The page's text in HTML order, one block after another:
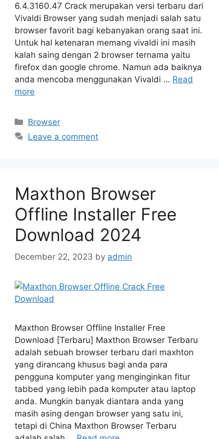
6.4.3160.47 Crack merupakan versi terbaru dari
Vivaldi Browser yang sudah menjadi salah satu
browser favorit bagi kebanyakan orang saat ini.
Untuk hal ketenaran memang vivaldi ini masih
kalah saing dengan 2 browser ternama yaitu
firefox dan google chrome. Namun ada baiknya
anda mencoba menggunakan Vivaldi … Read
more
Categories
Browser
Leave a comment
Maxthon Browser
Offline Installer Free
Download 2024
December 22, 2023 by admin
Maxthon Browser Offline Installer Free
Download [Terbaru] Maxthon Browser Terbaru
adalah sebuah browser terbaru dari maxhton
yang dirancang khusus bagi anda para
pengguna komputer yang menginginkan fitur
tabbed yang lebih pada komputer atau laptop
anda. Mungkin banyak diantara anda yang
masih asing dengan browser yang satu ini,
tetapi di China Maxthon Browser Terbaru